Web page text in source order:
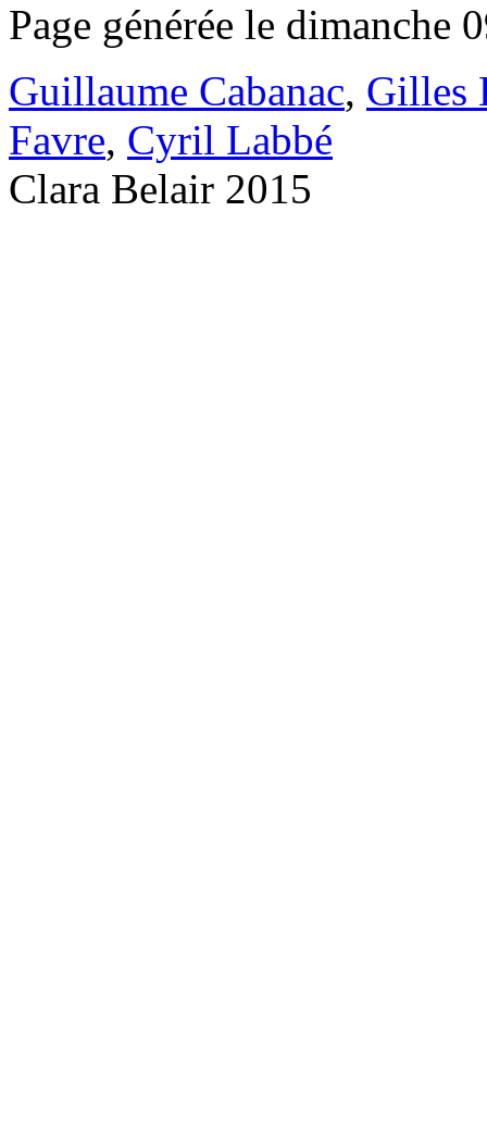
Page générée le dimanche
Guillaume Cabanac, Gilles
Favre, Cyril Labbé
Clara Belair 2015